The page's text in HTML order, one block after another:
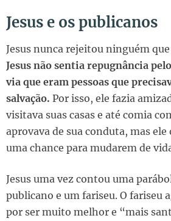
Jesus e os publicanos
Jesus nunca rejeitou ninguém
Jesus não sentia repugnância
via que eram pessoas que
salvação. Por isso, ele fazia
visitava suas casas e até comia
aprovava de sua conduta, mas ele
uma chance para mudarem de
Jesus uma vez contou uma
publicano e um fariseu. O fariseu
por ser muito melhor e “mais